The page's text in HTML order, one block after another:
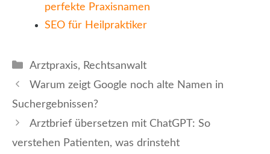
perfekte Praxisnamen
SEO für Heilpraktiker
Kategorien
Arztpraxis, Rechtsanwalt
Warum zeigt Google noch alte Namen in
Suchergebnissen?
Arztbrief übersetzen mit ChatGPT: So
verstehen Patienten, was drinsteht